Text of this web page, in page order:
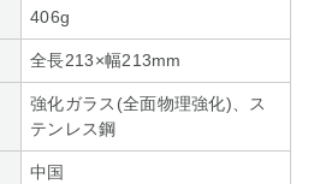
406g
全長213×幅213mm
強化ガラス(全面物理強化)、ス
テンレス鋼
中国